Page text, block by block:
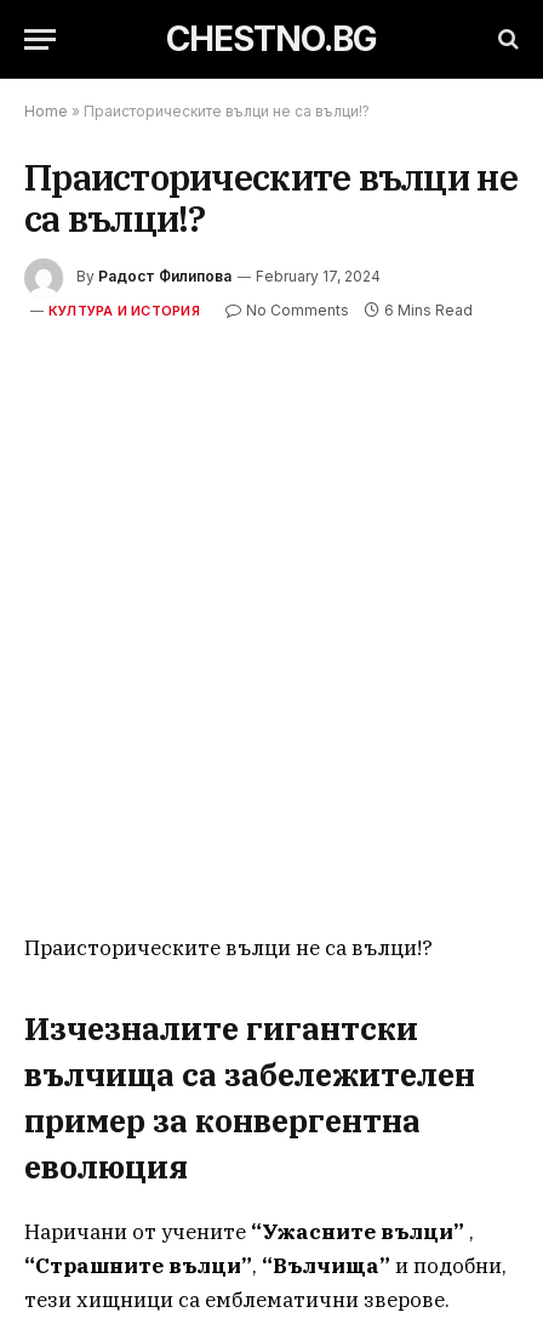
CHESTNO.BG
Home » Праисторическите вълци не са вълци!?
Праисторическите вълци не
са вълци!?
By Радост Филипова February 17, 2024
КУЛТУРА И ИСТОРИЯ No Comments 6 Mins Read
Праисторическите вълци не са вълци!?
Изчезналите гигантски
вълчища са забележителен
пример за конвергентна
еволюция
Наричани от учените “Ужасните вълци” ,
“Страшните вълци”, “Вълчища” и подобни,
тези хищници са емблематични зверове.